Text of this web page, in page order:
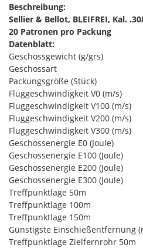
Beschreibung:
Sellier & Bellot, BLEIFREI, Kal.
20 Patronen pro Packung
Datenblatt:
Geschossgewicht (g/grs)
Geschossart
Packungsgröße (Stück)
Fluggeschwindigkeit V0 (m/s)
Fluggeschwindigkeit V100 (m/s)
Fluggeschwindigkeit V200 (m/s)
Fluggeschwindigkeit V300 (m/s)
Geschossenergie E0 (Joule)
Geschossenergie E100 (Joule)
Geschossenergie E200 (Joule)
Geschossenergie E300 (Joule)
Treffpunktlage 50m
Treffpunktlage 100m
Treffpunktlage 150m
Günstigste Einschießentfernung
Treffpunktlage Zielfernrohr 50m